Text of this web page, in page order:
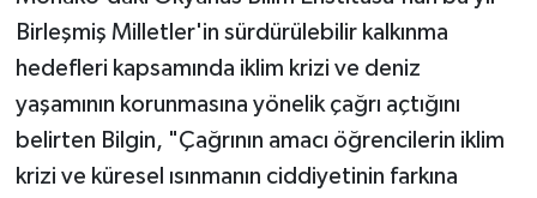
Birleşmiş Milletler'in sürdürülebilir kalkınma
hedefleri kapsamında iklim krizi ve deniz
yaşamının korunmasına yönelik çağrı açtığını
belirten Bilgin, "Çağrının amacı öğrencilerin iklim
krizi ve küresel ısınmanın ciddiyetinin farkına